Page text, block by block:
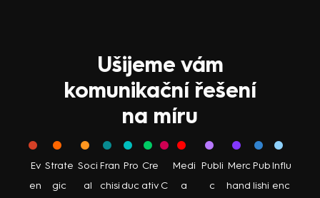
Ušijeme vám
komunikační řešení
na míru
Ev
en
Strate
gic
Soci
al
Fran
chisi
Pro
duc
Cre
ativ C
Medi
a
Publi
c
Merc
hand
Pub
lishi
Influ
enc